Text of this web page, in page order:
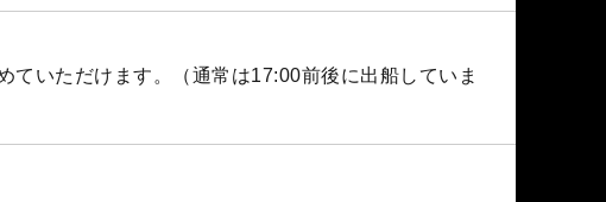
ていただけます。（通常は17:00前後に出船していま